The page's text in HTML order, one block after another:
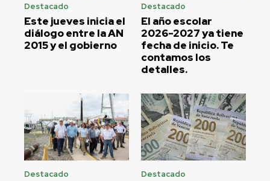
Destacado
Este jueves inicia el
diálogo entre la AN
2015 y el gobierno
Destacado
El año escolar
2026-2027 ya tiene
fecha de inicio. Te
contamos los
detalles.
Destacado Destacado